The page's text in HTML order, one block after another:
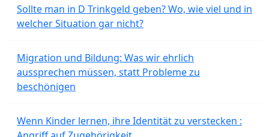
Sollte man in D Trinkgeld geben? Wo, wie viel und in
welcher Situation gar nicht?
Migration und Bildung: Was wir ehrlich
aussprechen müssen, statt Probleme zu
beschönigen
Wenn Kinder lernen, ihre Identität zu verstecken :